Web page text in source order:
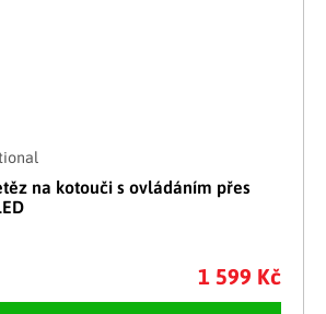
na kotouči s ovládáním přes
1 599 Kč